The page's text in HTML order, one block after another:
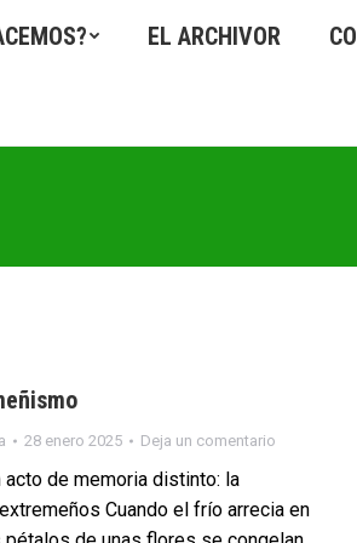
EL ARCHIVOR
28 enero 2025 Deja un comentario
de memoria distinto: la
Cuando el frío arrecia en